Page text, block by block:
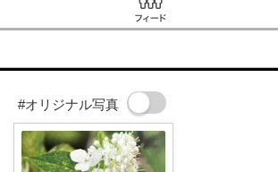
#オリジナル写真